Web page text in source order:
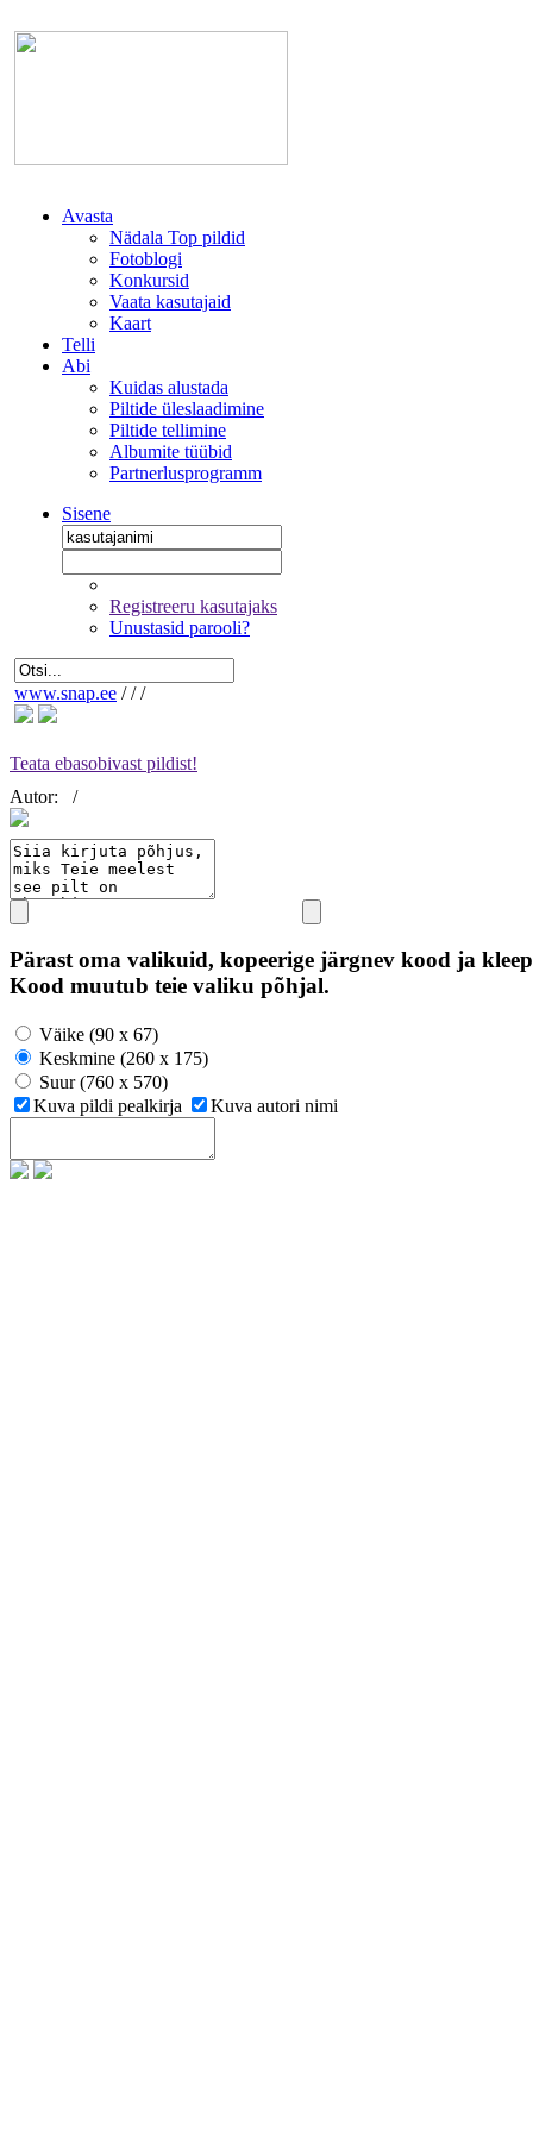
Avasta
Nädala Top pildid
Fotoblogi
Konkursid
Vaata kasutajaid
Kaart
Telli
Abi
Kuidas alustada
Piltide üleslaadimine
Piltide tellimine
Albumite tüübid
Partnerlusprogramm
Sisene
Registreeru kasutajaks
Unustasid parooli?
www.snap.ee / / /
Teata ebasobivast pildist!
Autor:
/
Pärast oma valikuid, kopeerige järgnev kood ja
Kood muutub teie valiku põhjal.
Väike (90 x 67)
Keskmine (260 x 175)
Suur (760 x 570)
Kuva pildi pealkirja
Kuva autori nimi